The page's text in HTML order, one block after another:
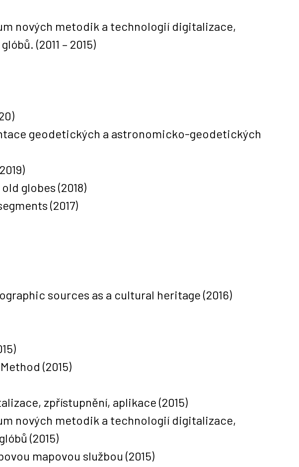
nových metodik a technologií digitalizace,
(2011 – 2015)
geodetických a astronomicko-geodetických
globes (2018)
(2017)
sources as a cultural heritage (2016)
(2015)
zpřístupnění, aplikace (2015)
nových metodik a technologií digitalizace,
(2015)
mapovou službou (2015)